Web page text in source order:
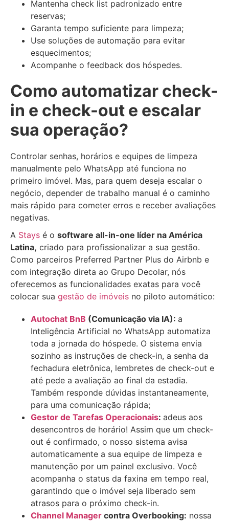
Mantenha check list padronizado entre
reservas;
Garanta tempo suficiente para limpeza;
Use soluções de automação para evitar
esquecimentos;
Acompanhe o feedback dos hóspedes.
Como automatizar check-
in e check-out e escalar
sua operação?
Controlar senhas, horários e equipes de limpeza
manualmente pelo WhatsApp até funciona no
primeiro imóvel. Mas, para quem deseja escalar o
negócio, depender de trabalho manual é o caminho
mais rápido para cometer erros e receber avaliações
negativas.
A Stays é o software all-in-one líder na América
Latina, criado para profissionalizar a sua gestão.
Como parceiros Preferred Partner Plus do Airbnb e
com integração direta ao Grupo Decolar, nós
oferecemos as funcionalidades exatas para você
colocar sua gestão de imóveis no piloto automático:
Autochat BnB (Comunicação via IA): a
Inteligência Artificial no WhatsApp automatiza
toda a jornada do hóspede. O sistema envia
sozinho as instruções de check-in, a senha da
fechadura eletrônica, lembretes de check-out e
até pede a avaliação ao final da estadia.
Também responde dúvidas instantaneamente,
para uma comunicação rápida;
Gestor de Tarefas Operacionais: adeus aos
desencontros de horário! Assim que um check-
out é confirmado, o nosso sistema avisa
automaticamente a sua equipe de limpeza e
manutenção por um painel exclusivo. Você
acompanha o status da faxina em tempo real,
garantindo que o imóvel seja liberado sem
atrasos para o próximo check-in.
Channel Manager contra Overbooking: nossa